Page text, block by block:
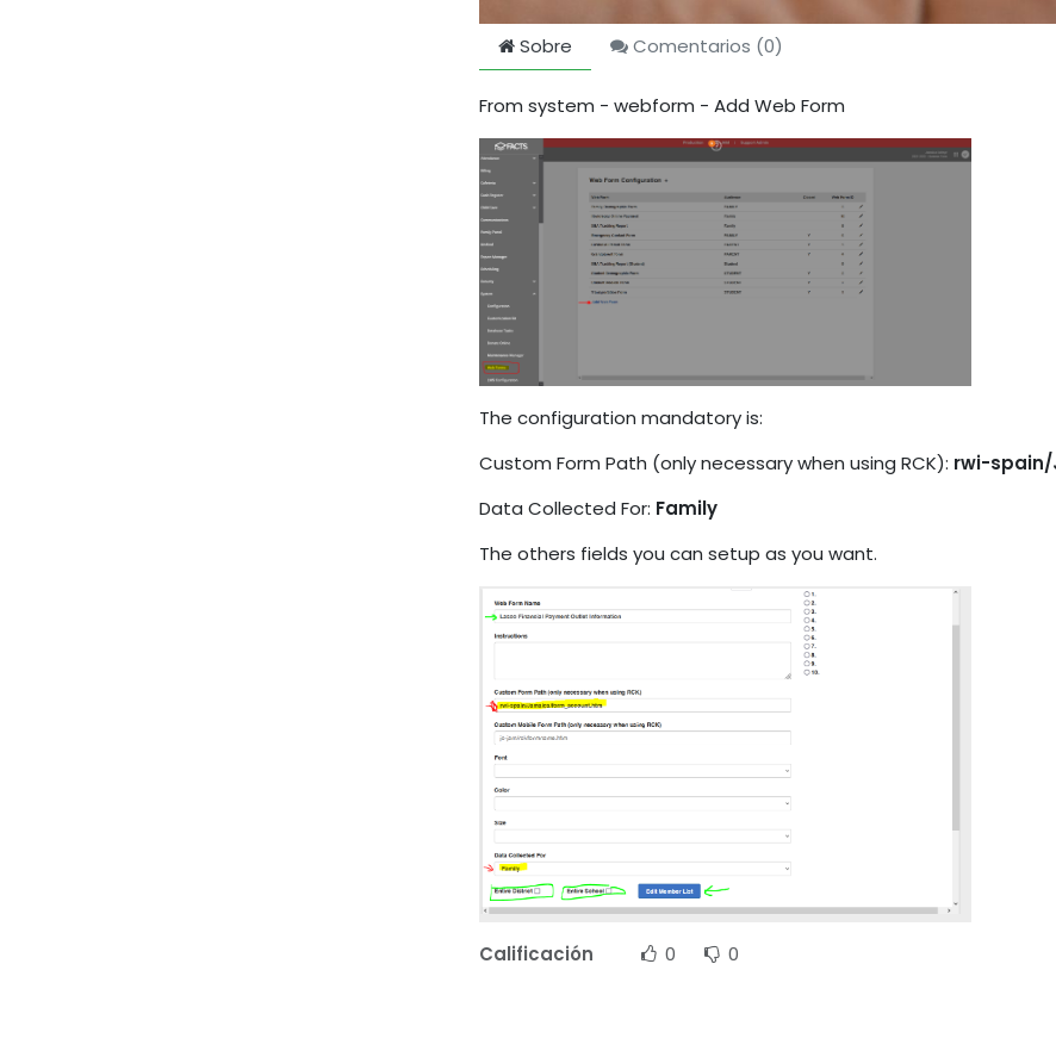
Sobre Comentarios (0)
From system - webform - Add Web Form
The configuration mandatory is:
Custom Form Path (only necessary when using RCK): rwi-
Data Collected For: Family
The others fields you can setup as you want.
Calificación 0 0